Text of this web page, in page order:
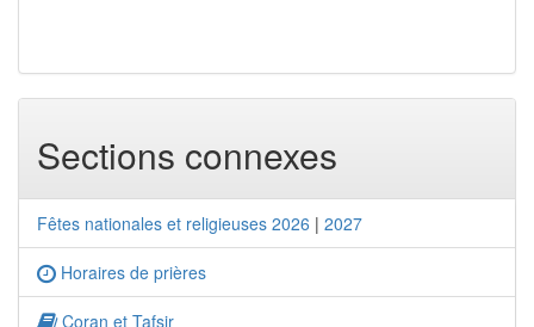
Sections connexes
Fêtes nationales et religieuses 2026 | 2027
Horaires de prières
Coran et Tafsir